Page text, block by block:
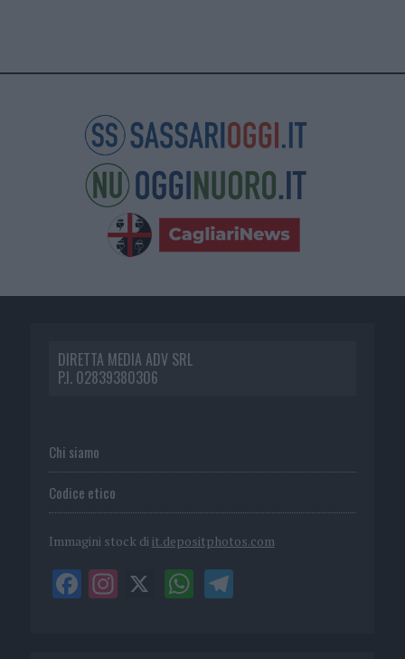
DIRETTA MEDIA ADV SRL
P.I. 02839380306
Chi siamo
Codice etico
Immagini stock di it.depositphotos.com